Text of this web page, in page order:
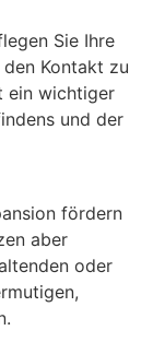
Sie Ihre
Kontakt zu
ein wichtiger
und der
fördern
aber
oder